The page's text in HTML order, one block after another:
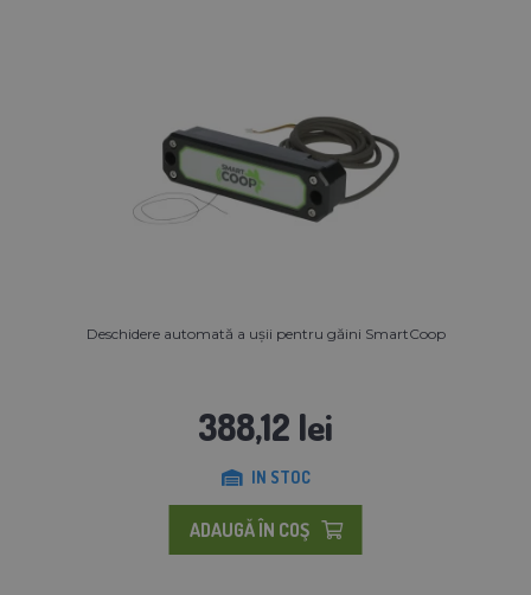
Deschidere automată a ușii pentru găini SmartCoop
388,12 lei
IN STOC
ADAUGĂ ÎN COŞ